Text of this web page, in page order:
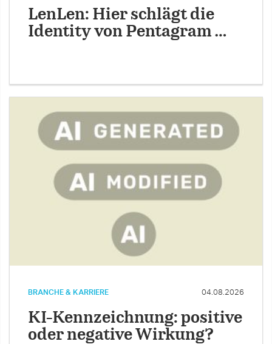
LenLen: Hier schlägt die
Identity von Pentagram …
BRANCHE & KARRIERE 04.08.2026
KI-Kennzeichnung: positive
oder negative Wirkung?